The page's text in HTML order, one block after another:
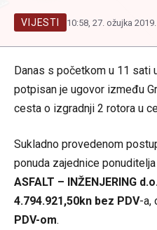
VIJESTI 10:58, 27. ožujka 2019.
Danas s početkom u 11 sati
potpisan je ugovor između
cesta o izgradnji 2 rotora u
Sukladno provedenom
ponuda zajednice ponuditelja
ASFALT – INŽENJERING
4.794.921,50kn bez PDV-a,
PDV-om.